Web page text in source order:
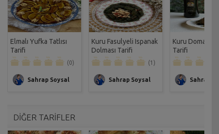
Elmalı Yufka Tatlısı
Tarifi
(0)
Sahrap Soysal
Kuru Fasulyeli Ispanak
Dolması Tarifi
(1)
Sahrap Soysal
Kuru Domatesli
Tarifi
Sahrap
DİĞER TARİFLER